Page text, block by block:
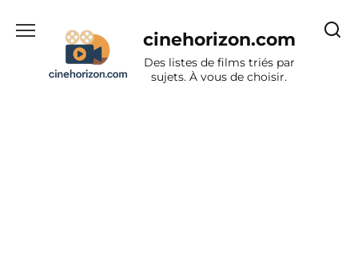
cinehorizon.com
Des listes de films triés par
sujets. À vous de choisir.